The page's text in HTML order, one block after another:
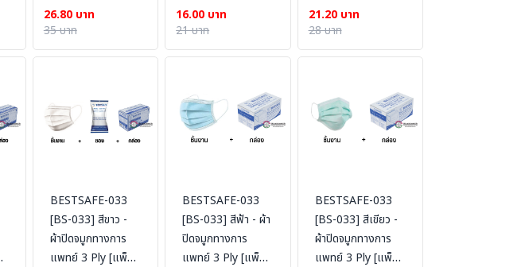
26.80 บาท
35 บาท
16.00 บาท
21 บาท
21.20 บาท
28 บาท
BESTSAFE-033
[BS-033] สีขาว -
ผ้าปิดจมูกทางการ
แพทย์ 3 Ply [แพ็ค
BESTSAFE-033
[BS-033] สีฟ้า - ผ้า
ปิดจมูกทางการ
แพทย์ 3 Ply [แพ็ค
BESTSAFE-033
[BS-033] สีเขียว -
ผ้าปิดจมูกทางการ
แพทย์ 3 Ply [แพ็ค